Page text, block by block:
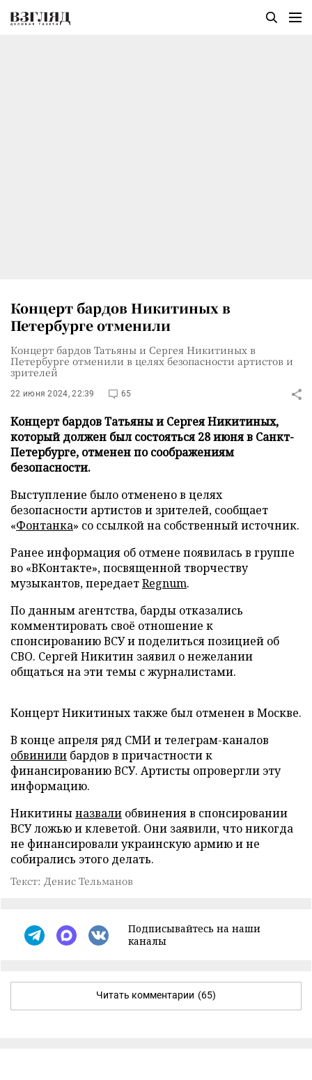
Концерт бардов Никитиных в
Петербурге отменили
Концерт бардов Татьяны и Сергея Никитиных в
Петербурге отменили в целях безопасности артистов и
зрителей
22 июня 2024, 22:39 65
Концерт бардов Татьяны и Сергея Никитиных,
который должен был состояться 28 июня в Санкт-
Петербурге, отменен по соображениям
безопасности.
Выступление было отменено в целях
безопасности артистов и зрителей, сообщает
«Фонтанка» со ссылкой на собственный источник.
Ранее информация об отмене появилась в группе
во «ВКонтакте», посвященной творчеству
музыкантов, передаетRegnum.
По данным агентства, барды отказались
комментировать своё отношение к
спонсированию ВСУ и поделиться позицией об
СВО. Сергей Никитин заявил о нежелании
общаться на эти темы с журналистами.
Концерт Никитиных также был отменен в Москве.
В конце апреля ряд СМИ и телеграм-каналов
обвинили бардов в причастности к
финансированию ВСУ. Артисты опровергли эту
информацию.
Никитиныназвали обвинения в спонсировании
ВСУ ложью и клеветой. Они заявили, что никогда
не финансировали украинскую армию и не
собирались этого делать.
Текст: Денис Тельманов
Подписывайтесь на наши
каналы
Читать комментарии (65)